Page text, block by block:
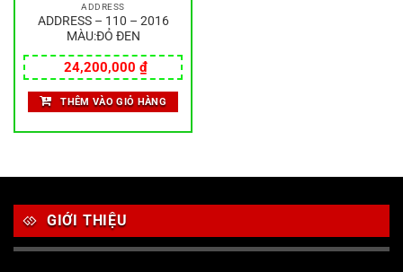
ADDRESS
ADDRESS – 110 – 2016
MÀU:ĐỎ ĐEN
24,200,000 ₫
THÊM VÀO GIỎ HÀNG
GIỚI THIỆU